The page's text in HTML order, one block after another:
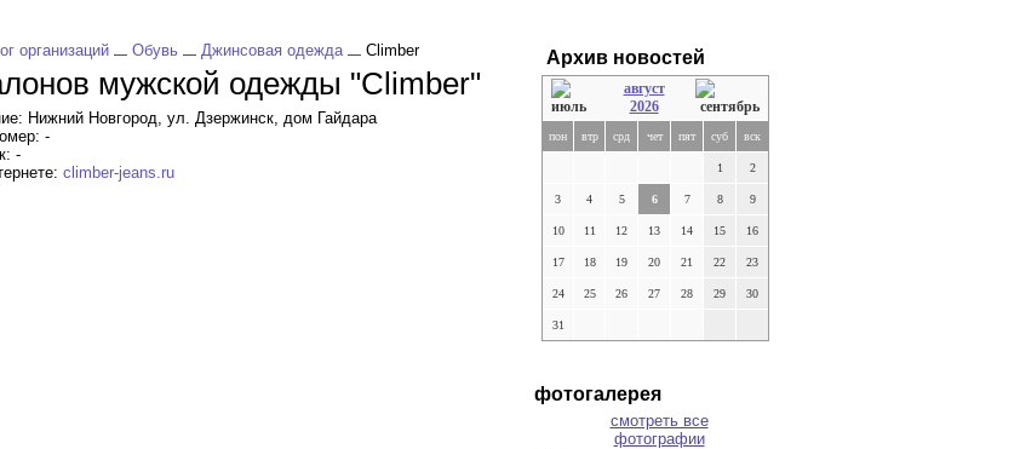
организаций Обувь Джинсовая одежда Climber
мужской одежды "Climber"
Нижний Новгород, ул. Дзержинск, дом Гайдара
-
-
climber-jeans.ru
Архив новостей
август
2026
пон втр срд чет пят суб вск
1 2
3 4 5 6 7 8 9
10 11 12 13 14 15 16
17 18 19 20 21 22 23
24 25 26 27 28 29 30
31
фотогалерея
смотреть все
фотографии